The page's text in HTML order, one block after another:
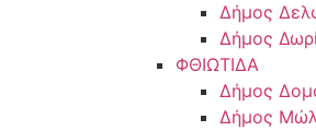
Δήμος
Δήμος
ΦΘΙΩΤΙΔΑ
Δήμος
Δήμος